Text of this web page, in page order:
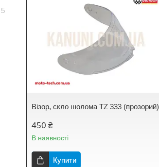
Візор, скло шолома TZ 333 (прозорий)
450 ₴
В наявності
Купити
5